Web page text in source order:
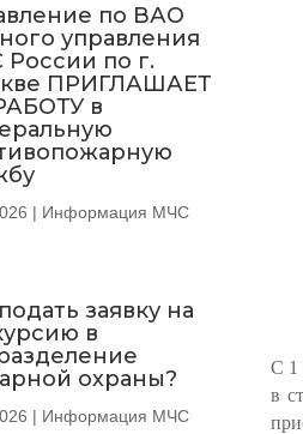
по ВАО
управления
по г.
ПРИГЛАШАЕТ
в
| Информация МЧС
заявку на
в
охраны?
| Информация МЧС
С 1
в